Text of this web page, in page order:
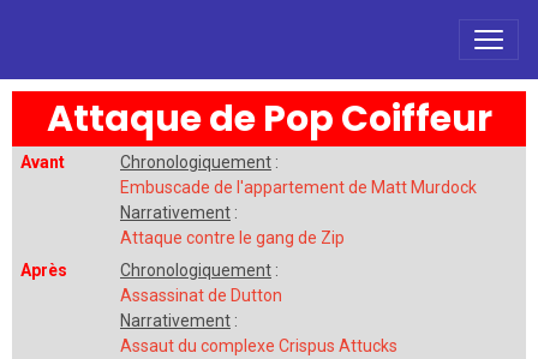
Attaque de Pop Coiffeur
Avant Chronologiquement :
Embuscade de l'appartement de Matt Murdock
Narrativement :
Attaque contre le gang de Zip
Après
Chronologiquement :
Assassinat de Dutton
Narrativement :
Assaut du complexe Crispus Attucks